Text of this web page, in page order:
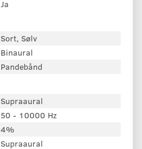
Ja
Sort, Sølv
Binaural
Pandebånd
Supraaural
50 - 10000 Hz
4%
Supraaural